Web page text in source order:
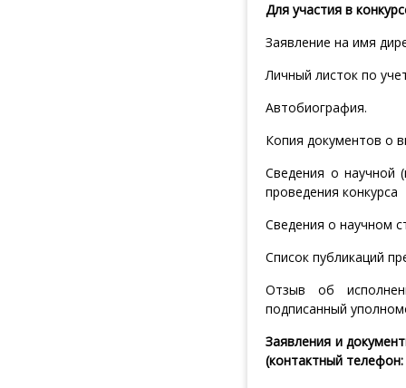
Для участия в
Заявление на имя
Личный листок по
Автобиография.
Копия документов о
Сведения о научной
проведения конкурса
Сведения о научном
Список публикаций
Отзыв об
подписанный
Заявления и
(контактный